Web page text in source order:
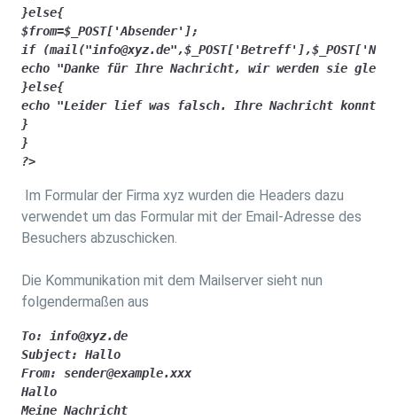
}else{
$from=$_POST['Absender'];
if
echo "Danke für Ihre Nachricht, wir werden sie
}else{
echo "Leider lief was falsch. Ihre Nachricht konnte
}
}
?>
Im Formular der Firma xyz wurden die Headers dazu
verwendet um das Formular mit der Email-Adresse des
Besuchers abzuschicken.
Die Kommunikation mit dem Mailserver sieht nun
folgendermaßen aus
To: info@xyz.de
Subject: Hallo
From: sender@example.xxx
Hallo
Meine Nachricht